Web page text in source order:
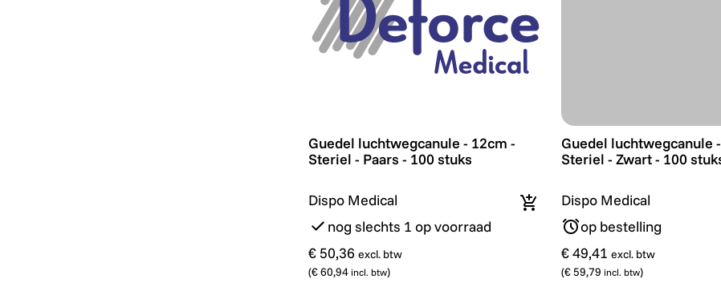
Guedel luchtwegcanule - 12cm - Steriel - Paars - 100 stuks
Guedel luchtwegcanule - 12cm -
Steriel - Paars - 100 stuks
Dispo Medical
nog slechts 1 op voorraad
€ 50,36 excl. btw
(€ 60,94 incl. btw)
In winkelmandje
Guedel luchtwegcanule -
Guedel luchtwegcanule
Steriel - Zwart - 100
Dispo Medical
op bestelling
€ 49,41 excl. btw
(€ 59,79 incl. btw)